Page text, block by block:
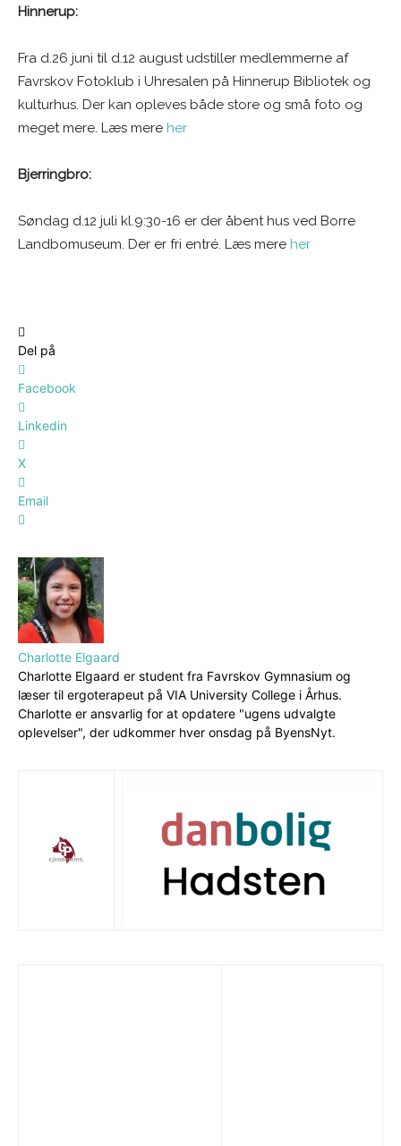
Hinnerup:
Fra d.26 juni til d.12 august udstiller medlemmerne af
Favrskov Fotoklub i Uhresalen på Hinnerup Bibliotek og
kulturhus. Der kan opleves både store og små foto og
meget mere. Læs mere her
Bjerringbro:
Søndag d.12 juli kl.9:30-16 er der åbent hus ved Borre
Landbomuseum. Der er fri entré. Læs mere her
Del på
Facebook
Linkedin
X
Email
Charlotte Elgaard
Charlotte Elgaard er student fra Favrskov Gymnasium og
læser til ergoterapeut på VIA University College i Århus.
Charlotte er ansvarlig for at opdatere "ugens udvalgte
oplevelser", der udkommer hver onsdag på ByensNyt.